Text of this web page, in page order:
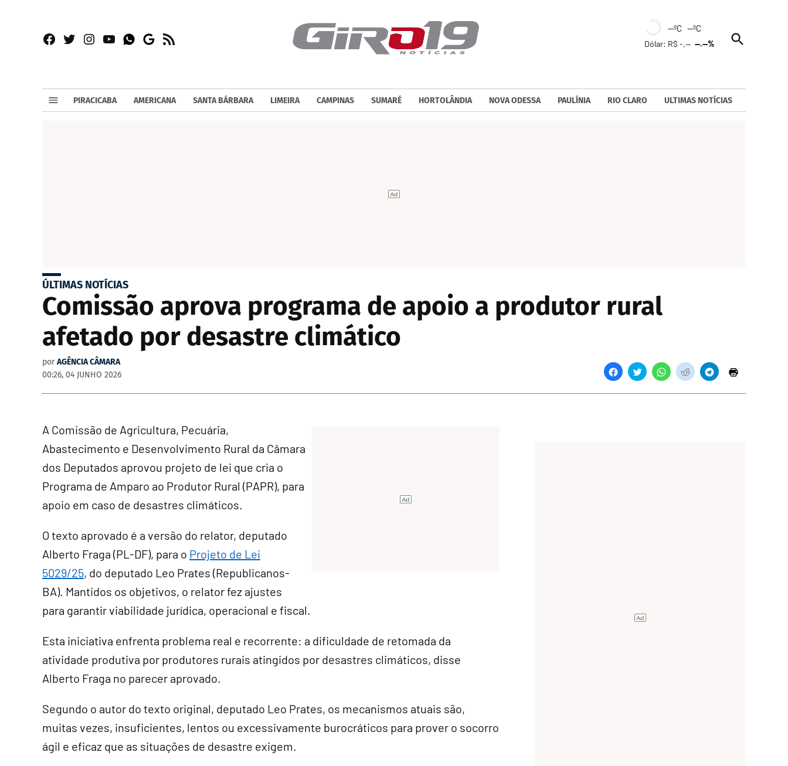
Facebook
TwitterInstagram
YouTubeWhatsapp
Google
RSS
--ºC --ºC
Dólar: R$ -,----.--%
Open
Search
PIRACICABA AMERICANA SANTA BÁRBARA LIMEIRA CAMPINAS SUMARÉ HORTOLÂNDIA NOVA ODESSA PAULÍNIA RIO CLARO ULTIMAS NOTÍCIAS
ÚLTIMAS NOTÍCIAS
Comissão aprova programa de apoio a produtor rural
afetado por desastre climático
por AGÊNCIA CÂMARA
00:26, 04 JUNHO 2026
A Comissão de Agricultura, Pecuária,
Abastecimento e Desenvolvimento Rural da Câmara
dos Deputados aprovou projeto de lei que cria o
Programa de Amparo ao Produtor Rural (PAPR), para
apoio em caso de desastres climáticos.
O texto aprovado é a versão do relator, deputado
Alberto Fraga (PL-DF), para o Projeto de Lei
5029/25, do deputado Leo Prates (Republicanos-
BA). Mantidos os objetivos, o relator fez ajustes
para garantir viabilidade jurídica, operacional e fiscal.
Esta iniciativa enfrenta problema real e recorrente: a dificuldade de retomada da
atividade produtiva por produtores rurais atingidos por desastres climáticos, disse
Alberto Fraga no parecer aprovado.
Segundo o autor do texto original, deputado Leo Prates, os mecanismos atuais são,
muitas vezes, insuficientes, lentos ou excessivamente burocráticos para prover o socorro
ágil e eficaz que as situações de desastre exigem.